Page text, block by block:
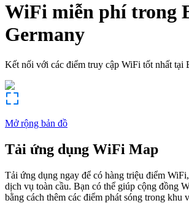
WiFi miễn phí trong
Germany
Kết nối với các điểm truy cập WiFi tốt nhất tại
Mở rộng bản đồ
Tải ứng dụng WiFi Map
Tải ứng dụng ngay để có hàng triệu điểm
dịch vụ toàn cầu. Bạn có thể giúp cộng đồng
bằng cách thêm các điểm phát sóng trong khu